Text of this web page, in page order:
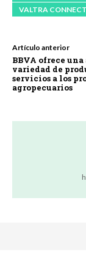
VALTRA CONNECT
Artículo anterior
BBVA ofrece
variedad de
servicios a los
agropecuarios